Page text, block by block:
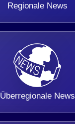
Regionale News
Überregionale News